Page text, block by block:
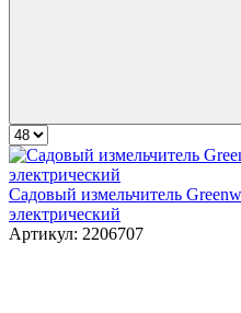
Садовый измельчитель
электрический
Артикул: 2206707